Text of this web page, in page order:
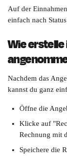
Auf der
einfach nach
Wie erstelle
Nachdem das
kannst du ganz
Öffne die
Klicke auf
Rechnung mit
Speichere die